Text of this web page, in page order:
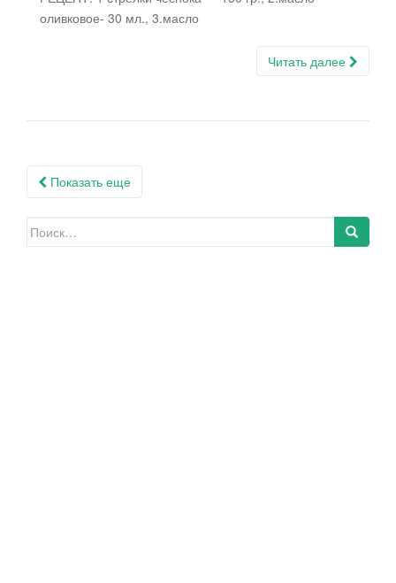
оливковое- 30 мл., 3.масло
Читать далее
Навигация
записям
Показать еще
Искать: